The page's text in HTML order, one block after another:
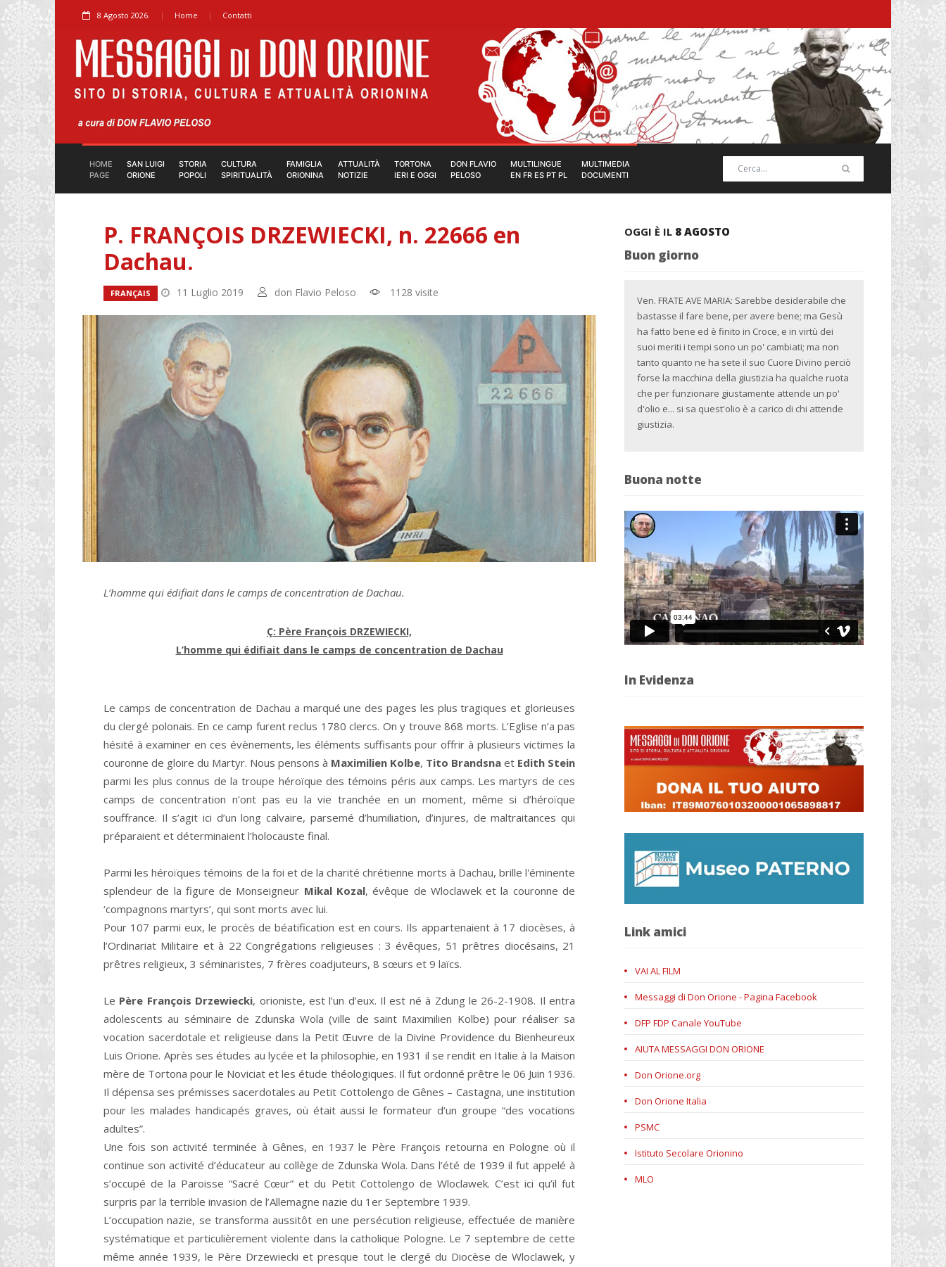
8 Agosto 2026. Home Contatti
HOME
PAGE
SAN LUIGI
ORIONE
STORIA
POPOLI
CULTURA
SPIRITUALITÀ
FAMIGLIA
ORIONINA
ATTUALITÀ
NOTIZIE
TORTONA
IERI E OGGI
DON FLAVIO
PELOSO
MULTILINGUE
EN FR ES PT PL
MULTIMEDIA
DOCUMENTI
P. FRANÇOIS DRZEWIECKI, n. 22666 en
Dachau.
FRANÇAIS 11 Luglio 2019 don Flavio Peloso 1128 visite
L’homme qui édifiait dans le camps de concentration de Dachau.
Ç: Père François DRZEWIECKI,
L’homme qui édifiait dans le camps de concentration de Dachau
Le camps de concentration de Dachau a marqué une des pages les plus tragiques et glorieuses
du clergé polonais. En ce camp furent reclus 1780 clercs. On y trouve 868 morts. L’Eglise n’a pas
hésité à examiner en ces évènements, les éléments suffisants pour offrir à plusieurs victimes la
couronne de gloire du Martyr. Nous pensons à Maximilien Kolbe, Tito Brandsna et Edith Stein
parmi les plus connus de la troupe héroïque des témoins péris aux camps. Les martyrs de ces
camps de concentration n’ont pas eu la vie tranchée en un moment, même si d’héroïque
souffrance. Il s’agit ici d’un long calvaire, parsemé d’humiliation, d’injures, de maltraitances qui
préparaient et déterminaient l’holocauste final.
Parmi les héroïques témoins de la foi et de la charité chrétienne morts à Dachau, brille l'éminente
splendeur de la figure de Monseigneur Mikal Kozal, évêque de Wloclawek et la couronne de
‘compagnons martyrs’, qui sont morts avec lui.
Pour 107 parmi eux, le procès de béatification est en cours. Ils appartenaient à 17 diocèses, à
l’Ordinariat Militaire et à 22 Congrégations religieuses : 3 évêques, 51 prêtres diocésains, 21
prêtres religieux, 3 séminaristes, 7 frères coadjuteurs, 8 sœurs et 9 laïcs.
Le Père François Drzewiecki, orioniste, est l’un d’eux. Il est né à Zdung le 26-2-1908. Il entra
adolescents au séminaire de Zdunska Wola (ville de saint Maximilien Kolbe) pour réaliser sa
vocation sacerdotale et religieuse dans la Petit Œuvre de la Divine Providence du Bienheureux
Luis Orione. Après ses études au lycée et la philosophie, en 1931 il se rendit en Italie à la Maison
mère de Tortona pour le Noviciat et les étude théologiques. Il fut ordonné prêtre le 06 Juin 1936.
Il dépensa ses prémisses sacerdotales au Petit Cottolengo de Gênes – Castagna, une institution
pour les malades handicapés graves, où était aussi le formateur d’un groupe “des vocations
adultes”.
Une fois son activité terminée à Gênes, en 1937 le Père François retourna en Pologne où il
continue son activité d’éducateur au collège de Zdunska Wola. Dans l’été de 1939 il fut appelé à
s’occupé de la Paroisse “Sacré Cœur” et du Petit Cottolengo de Wloclawek. C’est ici qu’il fut
surpris par la terrible invasion de l’Allemagne nazie du 1er Septembre 1939.
L’occupation nazie, se transforma aussitôt en une persécution religieuse, effectuée de manière
systématique et particulièrement violente dans la catholique Pologne. Le 7 septembre de cette
même année 1939, le Père Drzewiecki et presque tout le clergé du Diocèse de Wloclawek, y
OGGI È IL 8 AGOSTO
Buon giorno
Ven. FRATE AVE MARIA: Sarebbe desiderabile che
bastasse il fare bene, per avere bene; ma Gesù
ha fatto bene ed è finito in Croce, e in virtù dei
suoi meriti i tempi sono un po' cambiati; ma non
tanto quanto ne ha sete il suo Cuore Divino perciò
forse la macchina della giustizia ha qualche ruota
che per funzionare giustamente attende un po'
d'olio e... si sa quest'olio è a carico di chi attende
giustizia.
Buona notte
In Evidenza
Link amici
VAI AL FILM
Messaggi di Don Orione - Pagina Facebook
DFP FDP Canale YouTube
AIUTA MESSAGGI DON ORIONE
Don Orione.org
Don Orione Italia
PSMC
Istituto Secolare Orionino
MLO